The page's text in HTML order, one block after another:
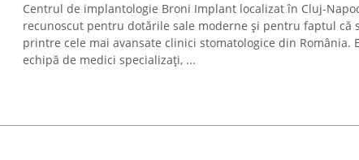
Centrul de implantologie Broni Implant localizat în Cluj-
recunoscut pentru dotările sale moderne și pentru faptul că
printre cele mai avansate clinici stomatologice din România.
echipă de medici specializați, ...